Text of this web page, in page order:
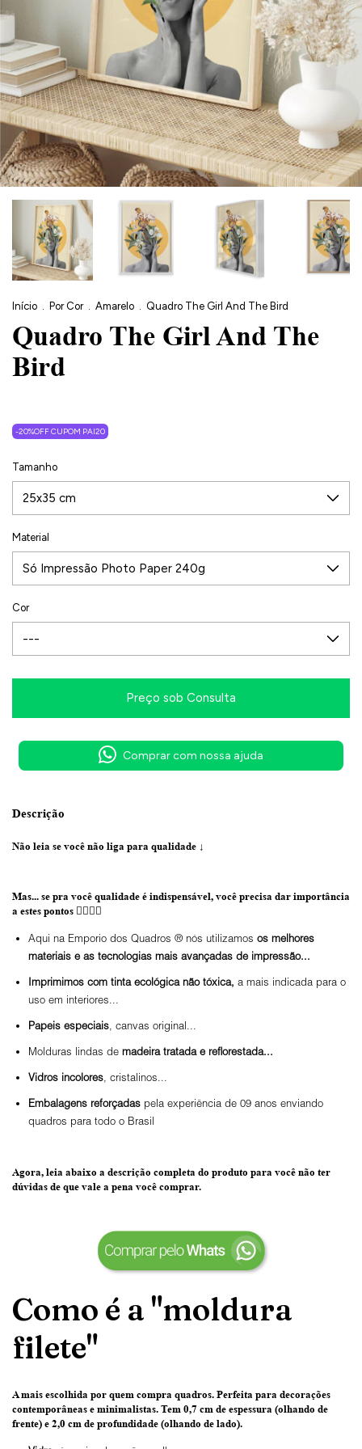
Início . Por Cor . Amarelo . Quadro The Girl And The Bird
Quadro The Girl And The
Bird
-20%OFF CUPOM PAI20
Tamanho
Material
Cor
Comprar com nossa ajuda
Descrição
Não leia se você não liga para qualidade ↓
Mas... se pra você qualidade é indispensável, você precisa dar importância
a estes pontos 👇🏼👇🏼
Aqui na Emporio dos Quadros ® nós utilizamos os melhores
materiais e as tecnologias mais avançadas de impressão...
Imprimimos com tinta ecológica não tóxica, a mais indicada para o
uso em interiores...
Papeis especiais, canvas original...
Molduras lindas de madeira tratada e reflorestada...
Vidros incolores, cristalinos...
Embalagens reforçadas pela experiência de 09 anos enviando
quadros para todo o Brasil
Agora, leia abaixo a descrição completa do produto para você não ter
dúvidas de que vale a pena você comprar.
Como é a "moldura
filete"
A mais escolhida por quem compra quadros. Perfeita para decorações
contemporâneas e minimalistas. Tem 0,7 cm de espessura (olhando de
frente) e 2,0 cm de profundidade (olhando de lado).